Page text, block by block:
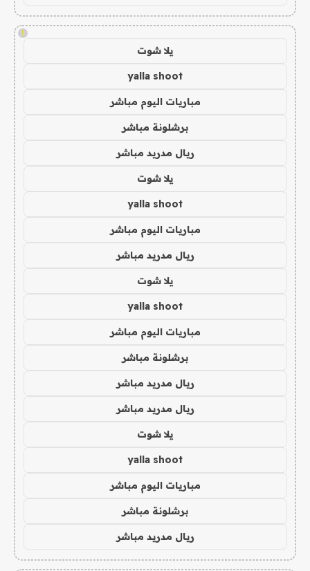
!
يلا شوت
yalla shoot
مباريات اليوم مباشر
برشلونة مباشر
ريال مدريد مباشر
يلا شوت
yalla shoot
مباريات اليوم مباشر
ريال مدريد مباشر
يلا شوت
yalla shoot
مباريات اليوم مباشر
برشلونة مباشر
ريال مدريد مباشر
ريال مدريد مباشر
يلا شوت
yalla shoot
مباريات اليوم مباشر
برشلونة مباشر
ريال مدريد مباشر